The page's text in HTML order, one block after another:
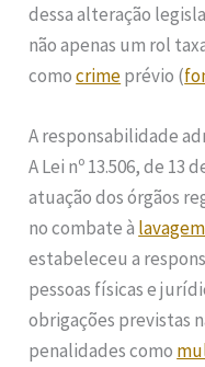
dessa alteração
não apenas um rol
comocrimeprévio (
A responsabilidade
A Lei nº 13.506, de 13
atuação dos órgãos
no combate à
estabeleceu a
pessoas físicas e
obrigações previstas
penalidades como